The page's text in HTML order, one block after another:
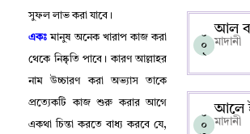
সুফল লাভ করা যাবে ।
একঃ মানুষ অনেক খারাপ কাজ করা
থেকে নিষ্কৃতি পাবে । কারণ আল্লাহর
নাম উচ্চারণ করা অভ্যাস তাকে
প্রত্যেকটি কাজ শুরু করার আগে
একথা চিন্তা করতে বাধ্য করবে যে,
০
০
২
আল
মাদানী
০
০
আলে
মাদানী